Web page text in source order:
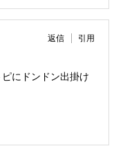
返信 引用
にドンドン出掛け